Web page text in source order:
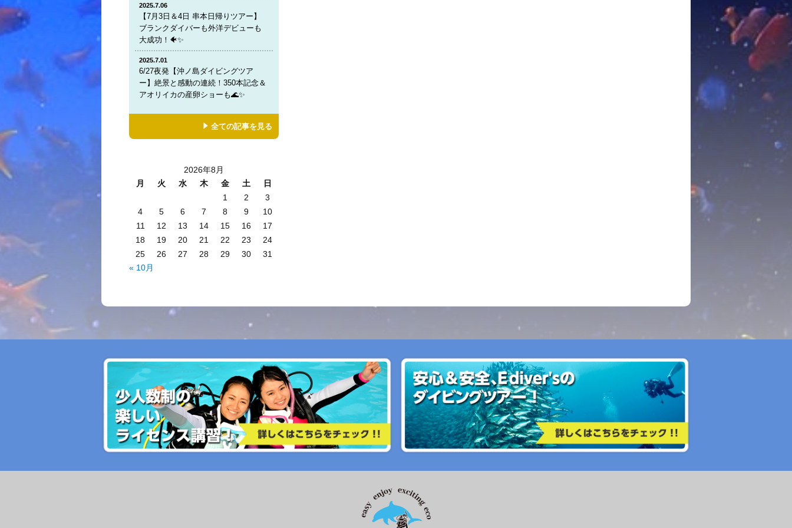
2025.7.06
【7月3日＆4日 串本日帰りツアー】
ブランクダイバーも外洋デビューも
大成功！🐠✨
2025.7.01
6/27夜発【沖ノ島ダイビングツア
ー】絶景と感動の連続！350本記念＆
アオリイカの産卵ショーも🌊✨
全ての記事を見る
2026年8月
月
火 水 木 金 土
日
1
2
3
4
5 6 7 8 9
10
11
12 13 14 15 16
17
18
19 20 21 22 23
24
25
26 27 28 29 30
31
« 10月